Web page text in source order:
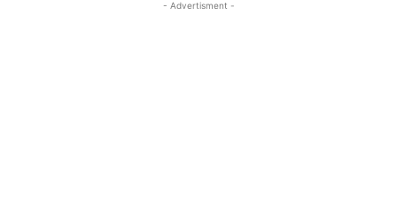
- Advertisment -